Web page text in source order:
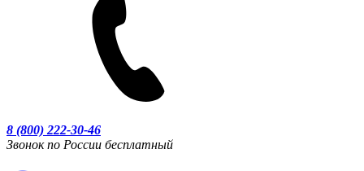
8 (800) 222-30-46
Звонок по России бесплатный